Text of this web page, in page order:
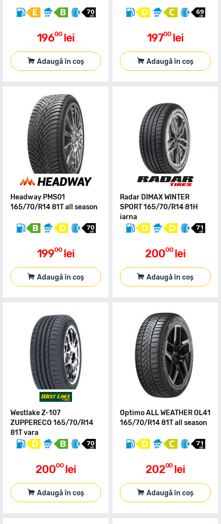
19600 lei
Adaugă în coș
19700 lei
Adaugă în coș
Headway PMS01
165/70/R14 81T all season
19900 lei
Adaugă în coș
Radar DIMAX WINTER
SPORT 165/70/R14 81H
iarna
20000 lei
Adaugă în coș
Westlake Z-107
ZUPPERECO 165/70/R14
81T vara
20000 lei
Adaugă în coș
Optimo ALL WEATHER OL41
165/70/R14 81T all season
20200 lei
Adaugă în coș